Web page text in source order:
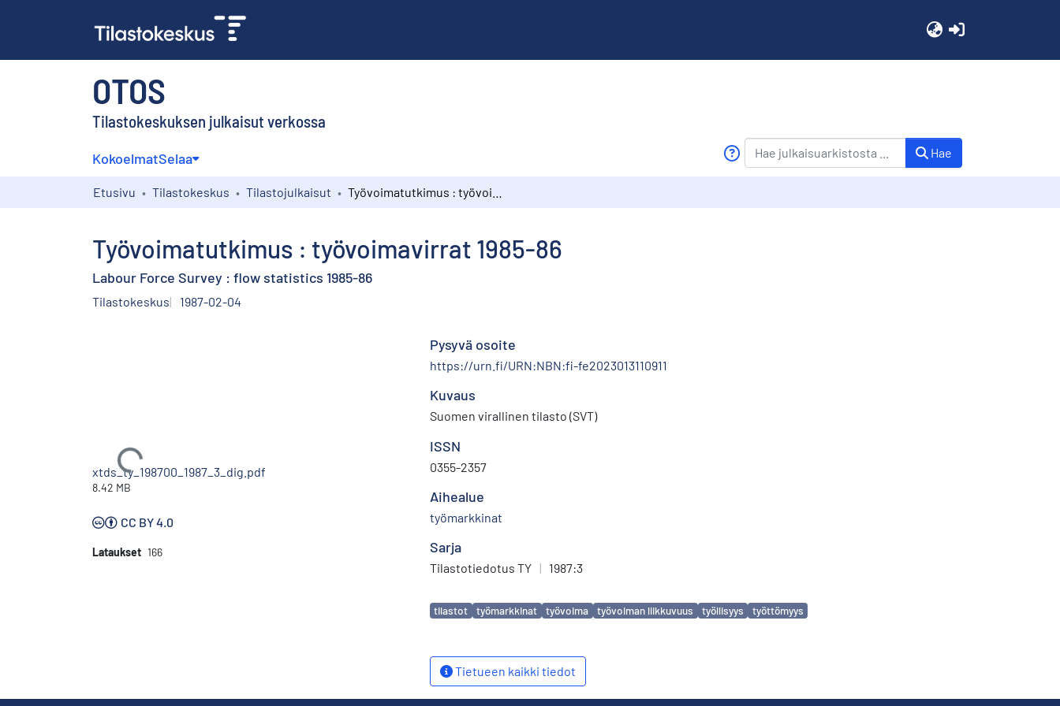
OTOS
Tilastokeskuksen julkaisut verkossa
KokoelmatSelaa Hae
Etusivu Tilastokeskus Tilastojulkaisut
Työvoimatutkimus : työvoimavirrat 1985-86
Labour Force Survey : flow statistics 1985-86
Tilastokeskus 1987-02-04
Ladataan...
xtds_ty_198700_1987_3_dig.pdf
8.42 MB
CC BY 4.0
Lataukset 166
Pysyvä osoite
https://urn.fi/URN:NBN:fi-fe2023013110911
Kuvaus
Suomen virallinen tilasto (SVT)
ISSN
0355-2357
Aihealue
työmarkkinat
Sarja
Tilastotiedotus TY | 1987:3
Avainsanat
tilastot työmarkkinat työvoima työvoiman liikkuvuus työllisyys työttömyys
Tietueen kaikki tiedot